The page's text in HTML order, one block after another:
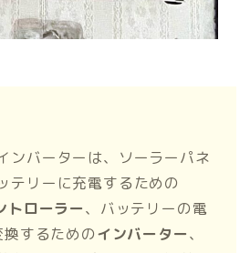
ンバーターは、ソーラーパネ
テリーに充電するための
トローラー、バッテリーの電
するためのインバーター、